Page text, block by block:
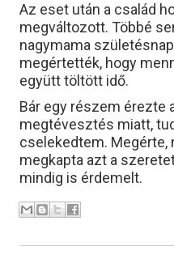
Az eset után a család
megváltozott. Többé
nagymama
megértették, hogy
együtt töltött idő.
Bár egy részem érezte
megtévesztés miatt,
cselekedtem. Megérte,
megkapta azt a
mindig is érdemelt.